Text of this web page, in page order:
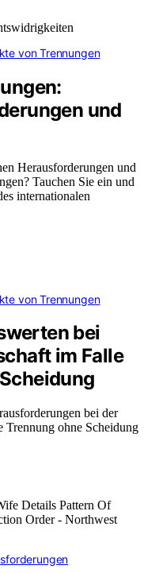
von Trennungen
und
Herausforderungen und
Tauchen Sie ein und
internationalen
von Trennungen
bei
im Falle
bei der
Trennung ohne Scheidung